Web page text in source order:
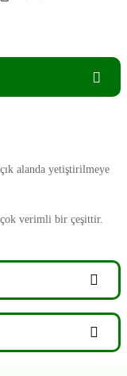
alanda yetiştirilmeye
verimli bir çeşittir.